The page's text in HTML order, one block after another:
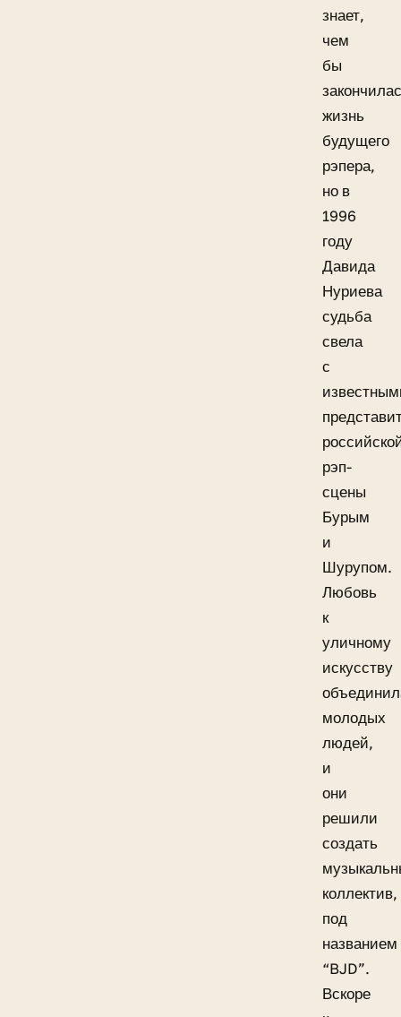
знает,
чем
бы
жизнь
будущего
рэпера,
но в
1996
году
Давида
Нуриева
судьба
свела
с
рэп-
сцены
Бурым
и
Шурупом.
Любовь
к
уличному
искусству
молодых
людей,
и
они
решили
создать
коллектив,
под
названием
“BJD”.
Вскоре